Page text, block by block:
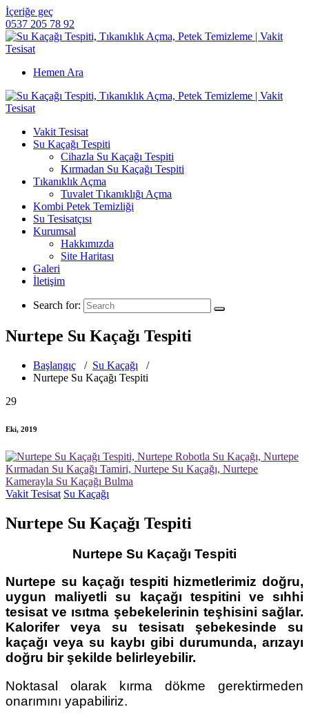
İçeriğe geç
0537 205 78 92
Hemen Ara
Vakit Tesisat
Su Kaçağı Tespiti
Cihazla Su Kaçağı Tespiti
Kırmadan Su Kaçağı Tespiti
Tıkanıklık Açma
Tuvalet Tıkanıklığı Açma
Kombi Petek Temizliği
Su Tesisatçısı
Kurumsal
Hakkımızda
Site Haritası
Galeri
İletişim
Search for:
Nurtepe Su Kaçağı Tespiti
Başlangıç / Su Kaçağı /
Nurtepe Su Kaçağı Tespiti
29
Eki, 2019
Vakit Tesisat Su Kaçağı
Nurtepe Su Kaçağı Tespiti
Nurtepe Su Kaçağı Tespiti
Nurtepe su kaçağı tespiti hizmetlerimiz doğru,
uygun maliyetlisu kaçağı tespitini vesıhhi
tesisat ve ısıtma şebekelerinin teşhisini sağlar.
Kalorifer veya su tesisatı şebekesinde su
kaçağı veya su kaybı gibi durumunda, arızayı
doğru bir şekilde belirleyebilir.
Noktasal olarak kırma dökme gerektirmeden
onarımını yapabiliriz.